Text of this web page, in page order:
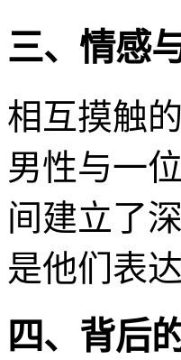
三、情感
相互摸触
男性与一
间建立了
是他们表
四、背后